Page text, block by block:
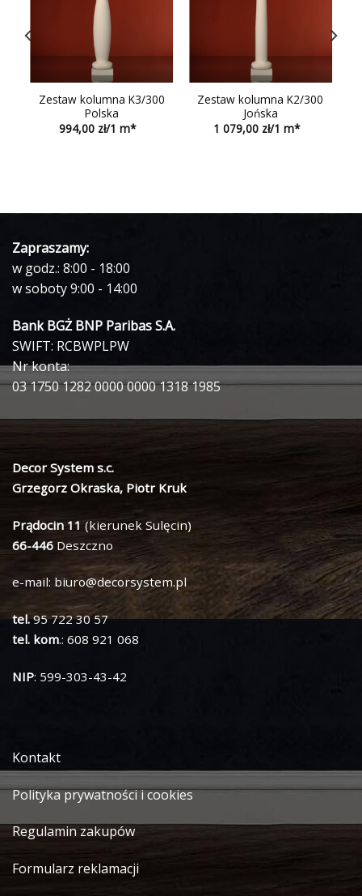
Zestaw kolumna K3/300
Polska
994,00
Zestaw kolumna K2/300
Jońska
1 079,00
Zapraszamy:
w godz.: 8:00 - 18:00
w soboty 9:00 - 14:00
Bank BGŻ BNP Paribas S.A.
SWIFT: RCBWPLPW
Nr konta:
03 1750 1282 0000 0000 1318 1985
Decor System s.c.
Grzegorz Okraska, Piotr Kruk
Prądocin 11 (kierunek Sulęcin)
66-446 Deszczno
e-mail: biuro@decorsystem.pl
tel.95 722 30 57
tel. kom.: 608 921 068
NIP: 599-303-43-42
Kontakt
Polityka prywatności i cookies
Regulamin zakupów
Formularz reklamacji